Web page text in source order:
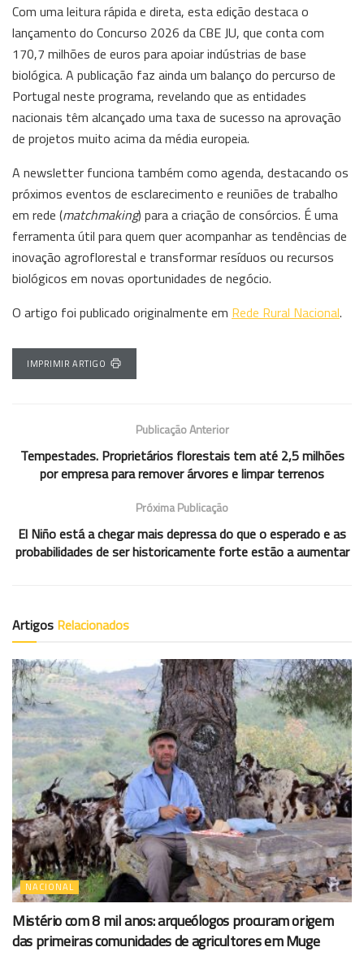
Com uma leitura rápida e direta, esta edição destaca o
lançamento do Concurso 2026 da CBE JU, que conta com
170,7 milhões de euros para apoiar indústrias de base
biológica. A publicação faz ainda um balanço do percurso de
Portugal neste programa, revelando que as entidades
nacionais têm alcançado uma taxa de sucesso na aprovação
de projetos muito acima da média europeia.
A newsletter funciona também como agenda, destacando os
próximos eventos de esclarecimento e reuniões de trabalho
em rede (matchmaking) para a criação de consórcios. É uma
ferramenta útil para quem quer acompanhar as tendências de
inovação agroflorestal e transformar resíduos ou recursos
biológicos em novas oportunidades de negócio.
O artigo foi publicado originalmente em Rede Rural Nacional.
IMPRIMIR ARTIGO
Publicação Anterior
Tempestades. Proprietários florestais tem até 2,5 milhões
por empresa para remover árvores e limpar terrenos
Próxima Publicação
El Niño está a chegar mais depressa do que o esperado e as
probabilidades de ser historicamente forte estão a aumentar
Artigos Relacionados
NACIONAL
Mistério com 8 mil anos: arqueólogos procuram origem
das primeiras comunidades de agricultores em Muge